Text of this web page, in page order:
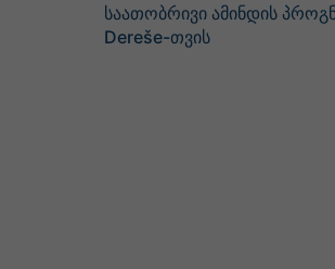
საათობრივი ამინდის
Dereše-თვის